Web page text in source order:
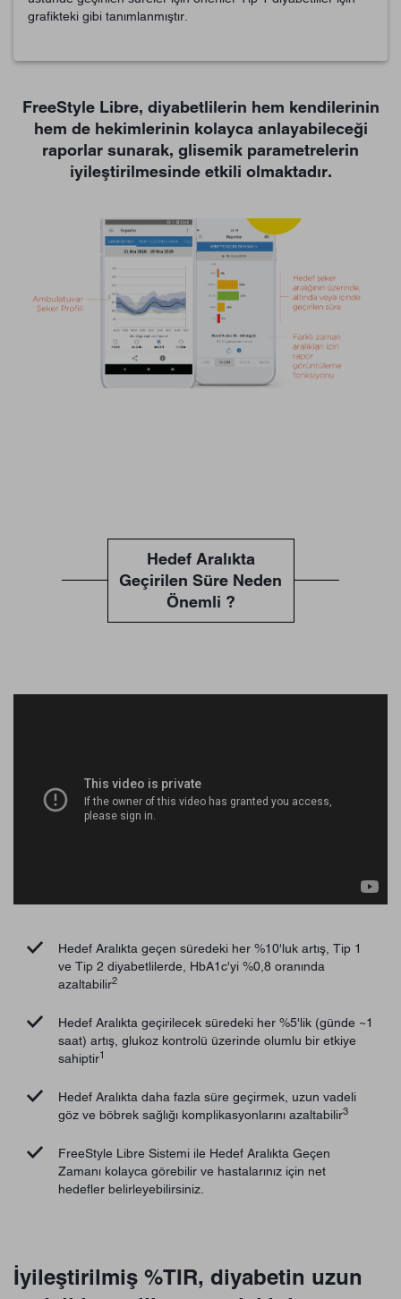
grafikteki gibi tanımlanmıştır.
FreeStyle Libre, diyabetlilerin hem kendilerinin
hem de hekimlerinin kolayca anlayabileceği
raporlar sunarak, glisemik parametrelerin
iyileştirilmesinde etkili olmaktadır.
Hedef Aralıkta
Geçirilen Süre Neden
Önemli ?
Hedef Aralıkta geçen süredeki her %10'luk artış, Tip 1
ve Tip 2 diyabetlilerde, HbA1c'yi %0,8 oranında
azaltabilir2
Hedef Aralıkta geçirilecek süredeki her %5'lik (günde ~1
saat) artış, glukoz kontrolü üzerinde olumlu bir etkiye
sahiptir1
Hedef Aralıkta daha fazla süre geçirmek, uzun vadeli
göz ve böbrek sağlığı komplikasyonlarını azaltabilir3
FreeStyle Libre Sistemi ile Hedef Aralıkta Geçen
Zamanı kolayca görebilir ve hastalarınız için net
hedefler belirleyebilirsiniz.
İyileştirilmiş %TIR, diyabetin uzun